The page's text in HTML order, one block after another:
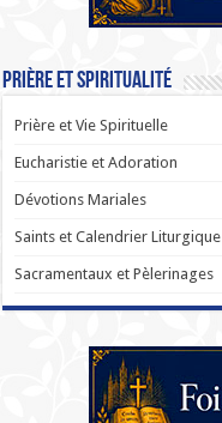
Prière et Spiritualité
Prière et Vie Spirituelle
Eucharistie et Adoration
Dévotions Mariales
Saints et Calendrier Liturgique
Sacramentaux et Pèlerinages